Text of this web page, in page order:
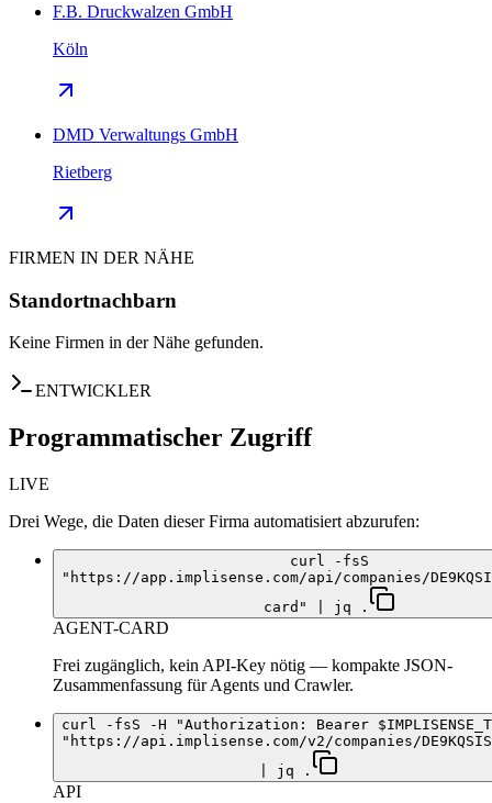
F.B. Druckwalzen GmbH
Köln
DMD Verwaltungs GmbH
Rietberg
FIRMEN IN DER NÄHE
Standortnachbarn
Keine Firmen in der Nähe gefunden.
ENTWICKLER
Programmatischer Zugriff
LIVE
Drei Wege, die Daten dieser Firma automatisiert abzurufen:
curl -fsS
"https://app.implisense.com/api/companies/
card" | jq .
AGENT-CARD
Frei zugänglich, kein API-Key nötig — kompakte JSON-
Zusammenfassung für Agents und Crawler.
curl -fsS -H "Authorization: Bearer
"https://api.implisense.com/v2/companies/
| jq .
API